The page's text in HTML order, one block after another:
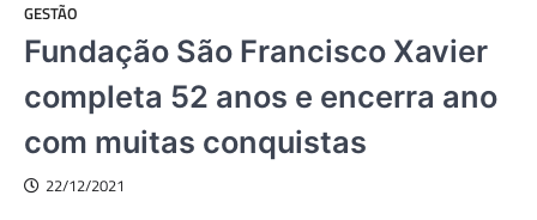
GESTÃO
Fundação São Francisco Xavier
completa 52 anos e encerra ano
com muitas conquistas
22/12/2021